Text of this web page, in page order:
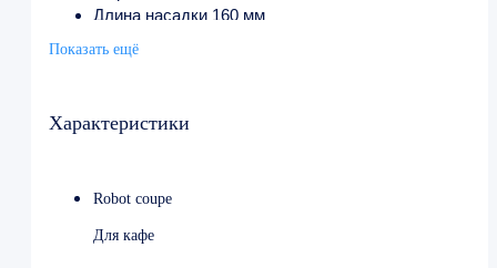
Длина насадки 160 мм
Мощность 0.22 кВт
Высота 455 мм
Показать ещё
Характеристики
Robot coupe
Для кафе